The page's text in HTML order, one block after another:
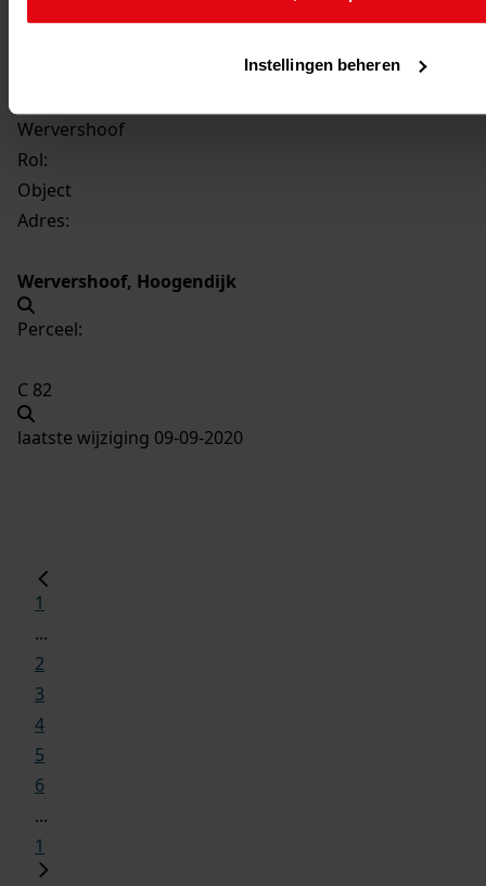
Instellingen beheren
Wervershoof
Rol:
Object
Adres:
Wervershoof, Hoogendijk
Perceel:
C 82
laatste wijziging 09-09-2020
1
...
2
3
4
5
6
...
1